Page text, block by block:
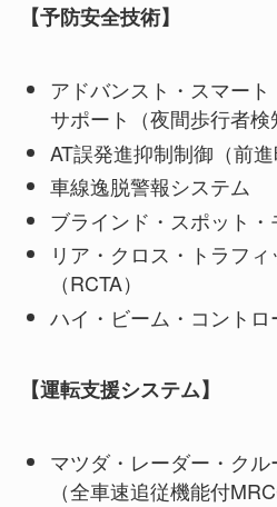
【予防安全技術】
アドバンスト・スマート
サポート（夜間歩行者検
AT誤発進抑制制御（前進
車線逸脱警報システム
ブラインド・スポット・
リア・クロス・トラフ
（RCTA）
ハイ・ビーム・コントロ
【運転支援システム】
マツダ・レーダー・ク
（全車速追従機能付